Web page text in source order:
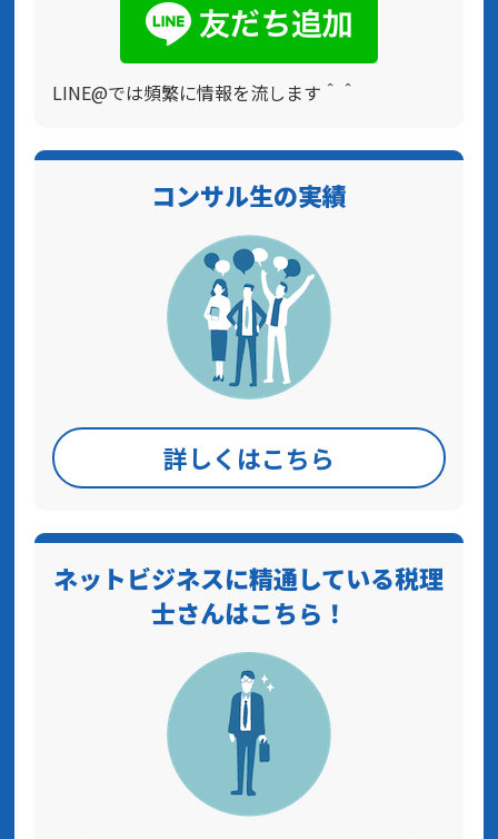
LINE@では頻繁に情報を流します＾＾
コンサル生の実績
詳しくはこちら
ネットビジネスに精通している税理
士さんはこちら！